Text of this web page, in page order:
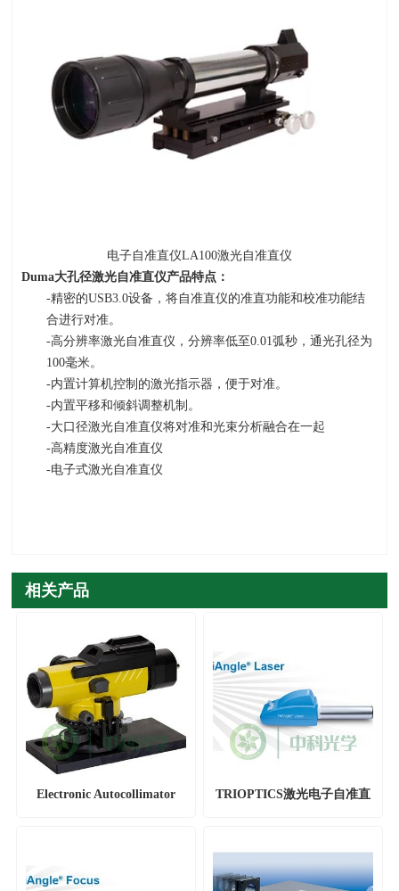
电子自准直仪LA100激光自准直仪
Duma大孔径激光自准直仪产品特点：
-精密的USB3.0设备，将自准直仪的准直功能和校准功能结
合进行对准。
-高分辨率激光自准直仪，分辨率低至0.01弧秒，通光孔径为
100毫米。
-内置计算机控制的激光指示器，便于对准。
-内置平移和倾斜调整机制。
-大口径激光自准直仪将对准和光束分析融合在一起
-高精度激光自准直仪
-电子式激光自准直仪
相关产品
Electronic Autocollimator
TRIOPTICS激光电子自准直